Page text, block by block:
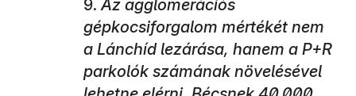
Az agglomerációs
gépkocsiforgalom mértékét nem
a Lánchíd lezárása, hanem a P+R
parkolók számának növelésével